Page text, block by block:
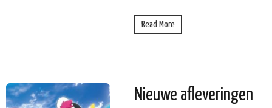
Read More
Nieuwe afleveringen